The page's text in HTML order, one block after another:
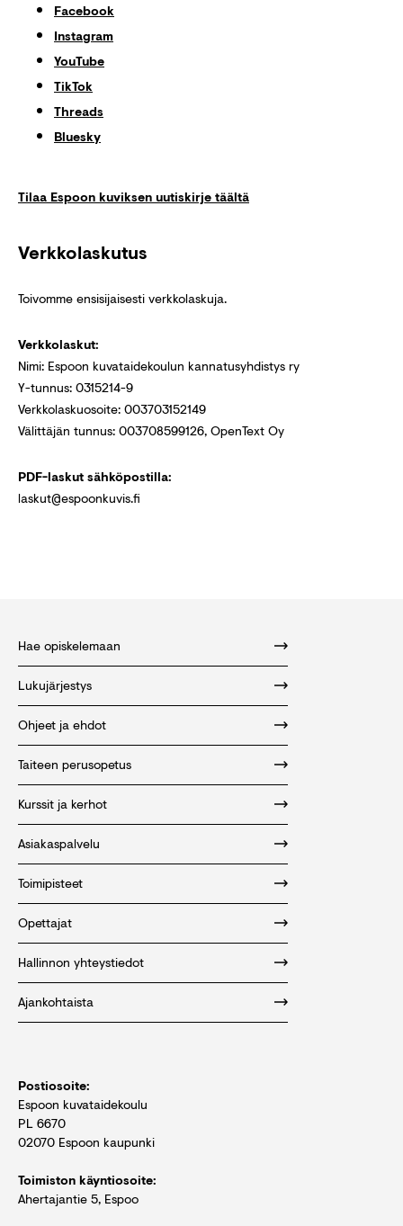
Facebook
Instagram
YouTube
TikTok
Threads
Bluesky
Tilaa Espoon kuviksen uutiskirje täältä
Verkkolaskutus
Toivomme ensisijaisesti verkkolaskuja.
Verkkolaskut:
Nimi: Espoon kuvataidekoulun kannatusyhdistys ry
Y-tunnus: 0315214-9
Verkkolaskuosoite: 003703152149
Välittäjän tunnus: 003708599126, OpenText Oy
PDF-laskut sähköpostilla:
laskut@espoonkuvis.fi
Hae opiskelemaan
Lukujärjestys
Ohjeet ja ehdot
Taiteen perusopetus
Kurssit ja kerhot
Asiakaspalvelu
Toimipisteet
Opettajat
Hallinnon yhteystiedot
Ajankohtaista
Postiosoite:
Espoon kuvataidekoulu
PL 6670
02070 Espoon kaupunki
Toimiston käyntiosoite:
Ahertajantie 5, Espoo